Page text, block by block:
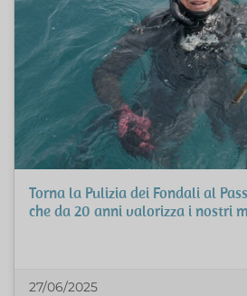
Torna la Pulizia dei Fondali al
che da 20 anni valorizza i nostri
27/06/2025